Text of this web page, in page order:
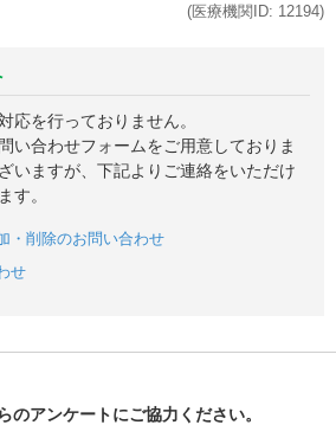
(医療機関ID: 12194)
応を行っておりません。
い合わせフォームをご用意しておりま
いますが、下記よりご連絡をいただけ
す。
・削除のお問い合わせ
せ
なび
のアンケートにご協力ください。